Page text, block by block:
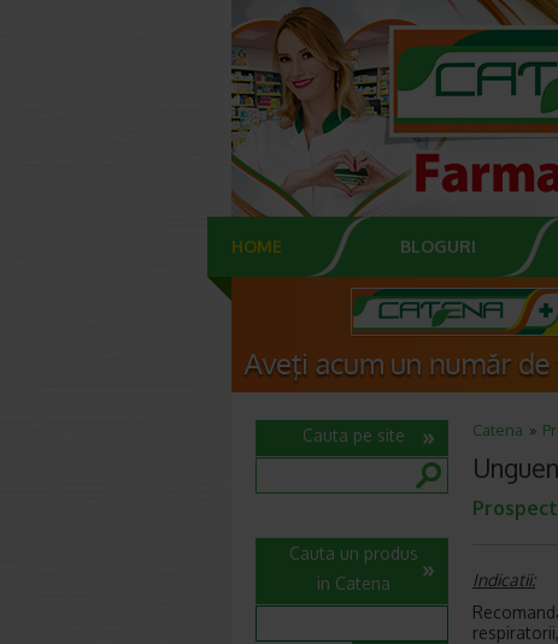
HOME BLOGURI
Catena
Indicatii:
Cauta pe site
Cauta un produs
in Catena